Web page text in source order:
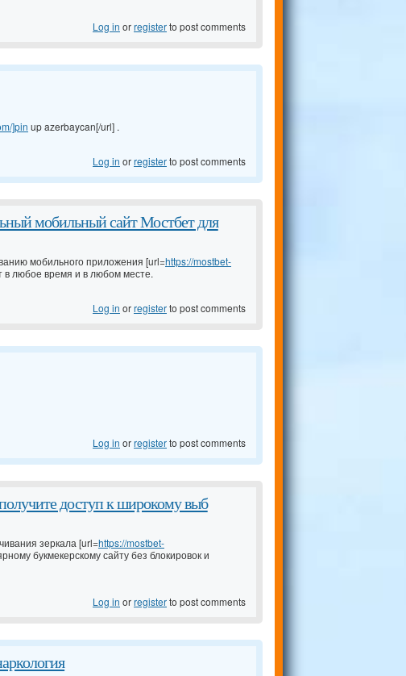
Log in orregisterto post comments
]pin up azerbaycan[/url] .
Log in orregisterto post comments
мобильный сайт Мостбет для
мобильного приложения [url=https://mostbet-
в любое время и в любом месте.
Log in orregisterto post comments
Log in orregisterto post comments
доступ к широкому выб
зеркала [url=https://mostbet-
букмекерскому сайту без блокировок и
Log in orregisterto post comments